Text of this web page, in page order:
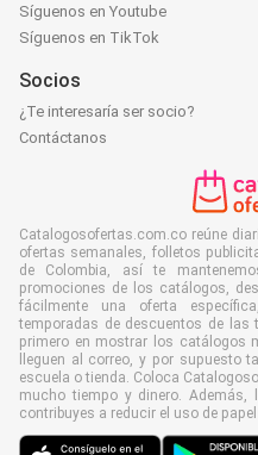
Síguenos en Youtube
Síguenos en TikTok
Socios
¿Te interesaría ser socio?
Contáctanos
Catalogosofertas.com.co reúne
ofertas semanales, folletos
de Colombia, así te
promociones de los catálogos,
fácilmente una oferta
temporadas de descuentos de las
primero en mostrar los catálogos
lleguen al correo, y por supuesto
escuela o tienda. Coloca
mucho tiempo y dinero. Además,
contribuyes a reducir el uso de